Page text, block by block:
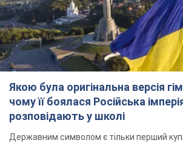
Якою була оригінальна версія
чому її боялася Російська
розповідають у школі
Державним символом є тільки перший